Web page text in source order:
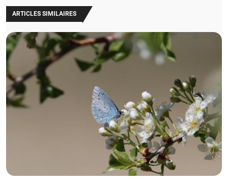
ARTICLES SIMILAIRES